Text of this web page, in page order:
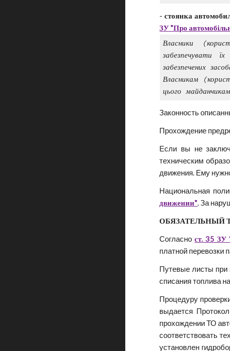
-стоянка
ЗУ "Про
Власники
забезпечувати
забезпечених
Власникам
цього
Законность
Прохождение
Если вы не
техническим
движения. Ему
Национальная
движении". За
ОБЯЗАТЕЛЬНЫЙ
Согласност. 35 ЗУ
платной перевозки
Путевые листы при
списания топлива
Процедуру
выдается
прохождении ТО
соответствовать
установлен